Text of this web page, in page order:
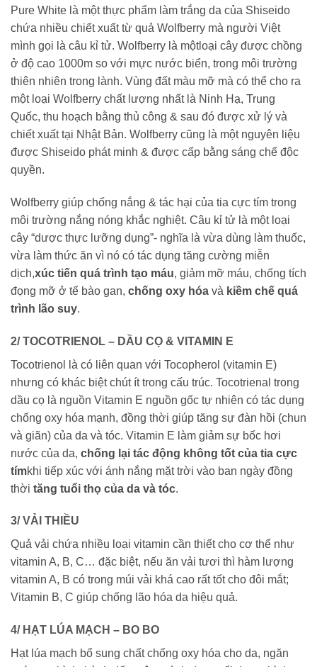
Pure White là một thực phẩm làm trắng da của Shiseido
chứa nhiều chiết xuất từ quả Wolfberry mà người Việt
mình gọi là câu kỉ tử. Wolfberry là mộtloại cây được chồng
ở độ cao 1000m so với mực nước biển, trong môi trường
thiên nhiên trong lành. Vùng đất màu mỡ mà có thể cho ra
một loại Wolfberry chất lượng nhất là Ninh Hạ, Trung
Quốc, thu hoạch bằng thủ công & sau đó được xử lý và
chiết xuất tại Nhật Bản. Wolfberry cũng là một nguyên liệu
được Shiseido phát minh & được cấp bằng sáng chế độc
quyền.
Wolfberry giúp chống nắng & tác hại của tia cực tím trong
môi trường nắng nóng khắc nghiệt. Câu kỉ tử là một loại
cây “dược thực lưỡng dụng”- nghĩa là vừa dùng làm thuốc,
vừa làm thức ăn vì nó có tác dụng tăng cường miễn
dịch,xúc tiến quá trình tạo máu, giảm mỡ máu, chống tích
đọng mỡ ở tế bào gan, chống oxy hóa và kiềm chế quá
trình lão suy.
2/ TOCOTRIENOL – DẦU CỌ & VITAMIN E
Tocotrienol là có liên quan với Tocopherol (vitamin E)
nhưng có khác biệt chút ít trong cấu trúc. Tocotrienal trong
dầu cọ là nguồn Vitamin E nguồn gốc tự nhiên có tác dụng
chống oxy hóa mạnh, đồng thời giúp tăng sự đàn hồi (chun
và giãn) của da và tóc. Vitamin E làm giảm sự bốc hơi
nước của da, chống lại tác động không tốt của tia cực
tímkhi tiếp xúc với ánh nắng mặt trời vào ban ngày đồng
thời tăng tuổi thọ của da và tóc.
3/ VẢI THIỀU
Quả vải chứa nhiều loại vitamin cần thiết cho cơ thể như
vitamin A, B, C… đặc biệt, nếu ăn vải tươi thì hàm lượng
vitamin A, B có trong múi vải khá cao rất tốt cho đôi mắt;
Vitamin B, C giúp chống lão hóa da hiệu quả.
4/ HẠT LÚA MẠCH – BO BO
Hạt lúa mạch bổ sung chất chống oxy hóa cho da, ngăn